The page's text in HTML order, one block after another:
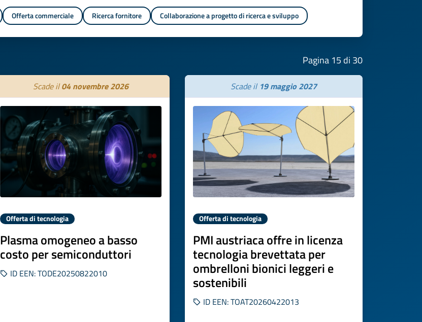
Offerta commerciale Ricerca fornitore Collaborazione a progetto di ricerca e sviluppo
Pagina 15 di 30
Scade il04 novembre 2026
Offerta di tecnologia
Plasma omogeneo a basso
costo per semiconduttori
ID EEN: TODE20250822010
Scade il 19 maggio 2027
Offerta di tecnologia
PMI austriaca offre in licenza
tecnologia brevettata per
ombrelloni bionici leggeri e
sostenibili
ID EEN: TOAT20260422013